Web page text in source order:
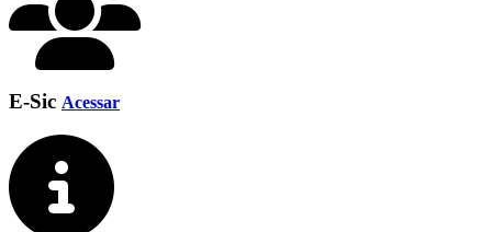
E-Sic Acessar